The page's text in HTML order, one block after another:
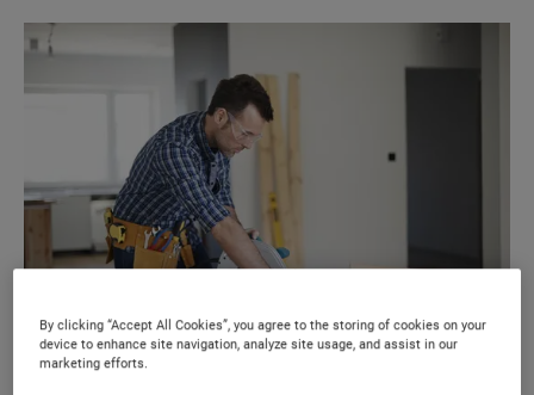
By clicking “Accept All Cookies”, you agree to the storing of cookies on your
device to enhance site navigation, analyze site usage, and assist in our
marketing efforts.